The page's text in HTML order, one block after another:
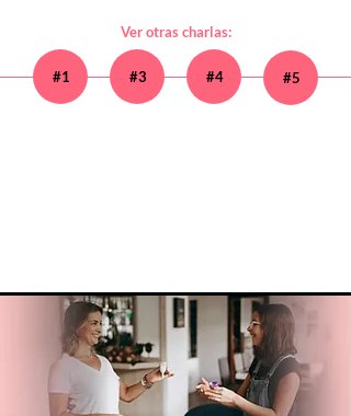
Ver otras charlas:
#1 #3 #4 #5